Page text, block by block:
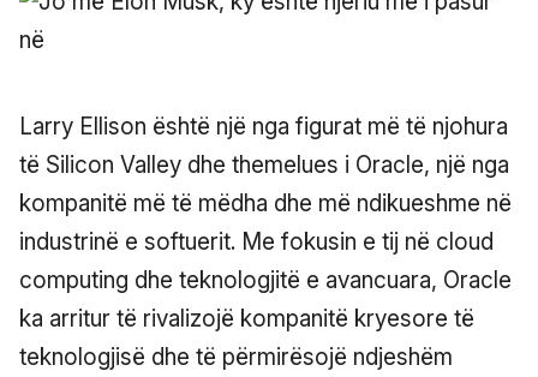
Larry Ellison është një nga figurat më të njohura
të Silicon Valley dhe themelues i Oracle, një nga
kompanitë më të mëdha dhe më ndikueshme në
industrinë e softuerit. Me fokusin e tij në cloud
computing dhe teknologjitë e avancuara, Oracle
ka arritur të rivalizojë kompanitë kryesore të
teknologjisë dhe të përmirësojë ndjeshëm